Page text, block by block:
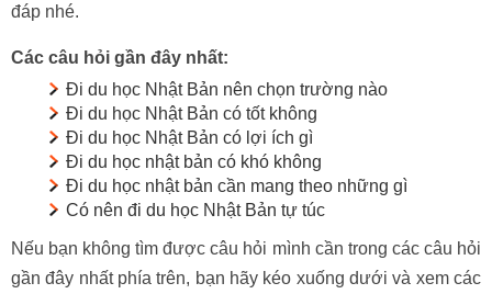
đáp nhé.
Các câu hỏi gần đây nhất:
Đi du học Nhật Bản nên chọn trường nào
Đi du học Nhật Bản có tốt không
Đi du học Nhật Bản có lợi ích gì
Đi du học nhật bản có khó không
Đi du học nhật bản cần mang theo những gì
Có nên đi du học Nhật Bản tự túc
Nếu bạn không tìm được câu hỏi mình cần trong các câu hỏi
gần đây nhất phía trên, bạn hãy kéo xuống dưới và xem các